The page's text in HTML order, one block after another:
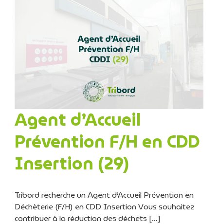
Agent d’Accueil
Prévention F/H en CDD
Insertion (29)
Tribord recherche un Agent d’Accueil Prévention en
Déchèterie (F/H) en CDD Insertion Vous souhaitez
contribuer à la réduction des déchets […]